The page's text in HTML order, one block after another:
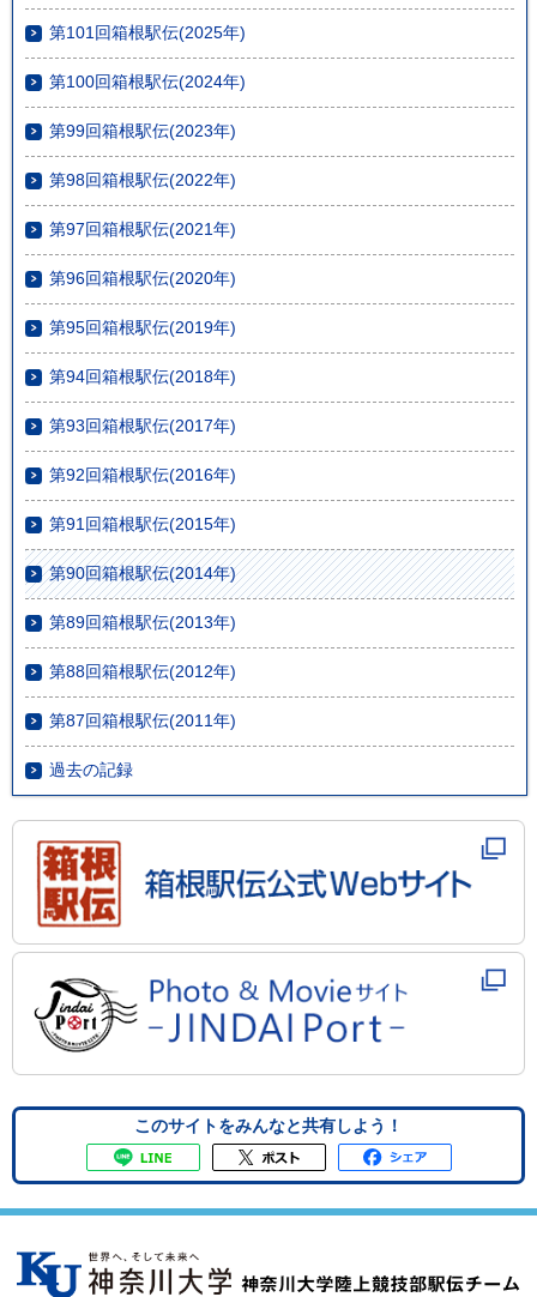
第101回箱根駅伝(2025年)
第100回箱根駅伝(2024年)
第99回箱根駅伝(2023年)
第98回箱根駅伝(2022年)
第97回箱根駅伝(2021年)
第96回箱根駅伝(2020年)
第95回箱根駅伝(2019年)
第94回箱根駅伝(2018年)
第93回箱根駅伝(2017年)
第92回箱根駅伝(2016年)
第91回箱根駅伝(2015年)
第90回箱根駅伝(2014年)
第89回箱根駅伝(2013年)
第88回箱根駅伝(2012年)
第87回箱根駅伝(2011年)
過去の記録
このサイトをみんなと共有しよう！